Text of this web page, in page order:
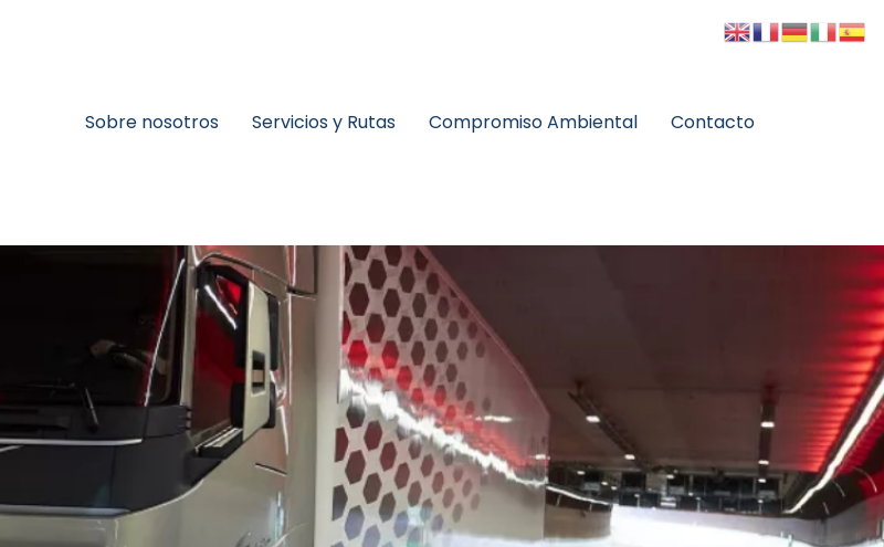
Sobre nosotros Servicios y Rutas Compromiso Ambiental Contacto